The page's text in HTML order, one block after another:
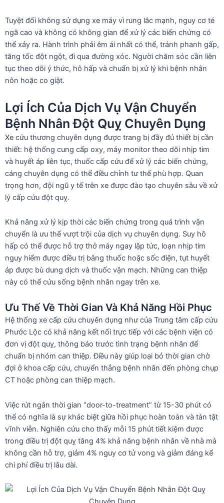
Tuyệt đối không sử dụng xe máy vì rung lắc mạnh, nguy cơ té
ngã cao và không có không gian để xử lý các biến chứng có
thể xảy ra. Hành trình phải êm ái nhất có thể, tránh phanh gấp,
tăng tốc đột ngột, đi qua đường xóc. Người chăm sóc cần liên
tục theo dõi ý thức, hô hấp và chuẩn bị xử lý khi bệnh nhân
nôn hoặc co giật.
Lợi Ích Của Dịch Vụ Vận Chuyển
Bệnh Nhân Đột Quỵ Chuyên Dụng
Xe cứu thương chuyên dụng được trang bị đầy đủ thiết bị cần
thiết: hệ thống cung cấp oxy, máy monitor theo dõi nhịp tim
và huyết áp liên tục, thuốc cấp cứu để xử lý các biến chứng,
cáng chuyên dụng có thể điều chỉnh tư thế phù hợp. Quan
trọng hơn, đội ngũ y tế trên xe được đào tạo chuyên sâu về xử
lý cấp cứu đột quỵ.
Khả năng xử lý kịp thời các biến chứng trong quá trình vận
chuyển là ưu thế vượt trội của dịch vụ chuyên dụng. Suy hô
hấp có thể được hỗ trợ thở máy ngay lập tức, loạn nhịp tim
nguy hiểm được điều trị bằng thuốc hoặc sốc điện, tụt huyết
áp được bù dung dịch và thuốc vận mạch. Những can thiệp
này có thể cứu sống bệnh nhân ngay trên xe.
Ưu Thế Về Thời Gian Và Khả Năng Hồi Phục
Hệ thống xe cấp cứu chuyên dụng như của Trung tâm cấp cứu
Phước Lộc có khả năng kết nối trực tiếp với các bệnh viện có
đơn vị đột quỵ, thông báo trước tình trạng bệnh nhân để
chuẩn bị nhóm can thiệp. Điều này giúp loại bỏ thời gian chờ
đợi ở khoa cấp cứu, chuyển thẳng bệnh nhân đến phòng chụp
CT hoặc phòng can thiệp mạch.
Việc rút ngắn thời gian “door-to-treatment” từ 15-30 phút có
thể có nghĩa là sự khác biệt giữa hồi phục hoàn toàn và tàn tật
vĩnh viễn. Nghiên cứu cho thấy mỗi 15 phút tiết kiệm được
trong điều trị đột quỵ tăng 4% khả năng bệnh nhân về nhà mà
không cần hỗ trợ, giảm 4% nguy cơ tử vong và giảm đáng kể
chi phí điều trị lâu dài.